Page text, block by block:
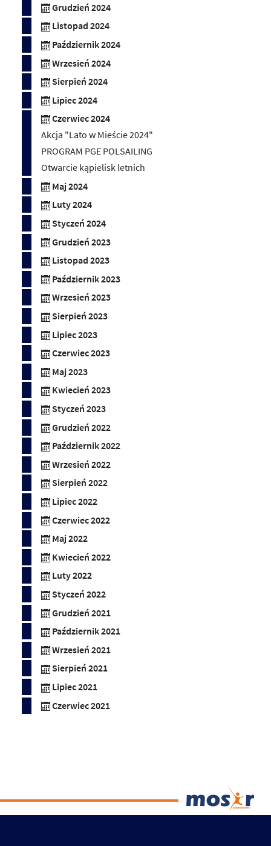
Grudzień 2024
Listopad 2024
Październik 2024
Wrzesień 2024
Sierpień 2024
Lipiec 2024
Czerwiec 2024
Akcja "Lato w Mieście 2024"
PROGRAM PGE POLSAILING
Otwarcie kąpielisk letnich
Maj 2024
Luty 2024
Styczeń 2024
Grudzień 2023
Listopad 2023
Październik 2023
Wrzesień 2023
Sierpień 2023
Lipiec 2023
Czerwiec 2023
Maj 2023
Kwiecień 2023
Styczeń 2023
Grudzień 2022
Październik 2022
Wrzesień 2022
Sierpień 2022
Lipiec 2022
Czerwiec 2022
Maj 2022
Kwiecień 2022
Luty 2022
Styczeń 2022
Grudzień 2021
Październik 2021
Wrzesień 2021
Sierpień 2021
Lipiec 2021
Czerwiec 2021